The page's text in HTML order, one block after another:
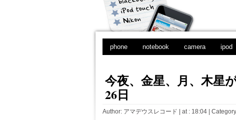
phone notebook camera ipod
今夜、金星、月、木星
26日
Author: アマデウスレコード | at : 18:04 |